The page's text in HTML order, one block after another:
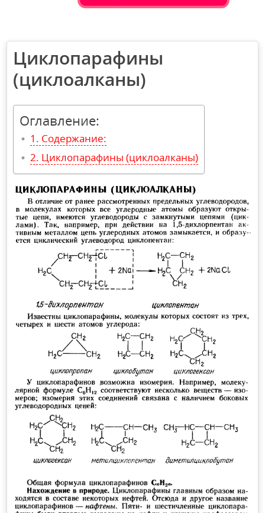
Циклопарафины
(циклоалканы)
Оглавление:
Содержание:
Циклопарафины (циклоалканы)